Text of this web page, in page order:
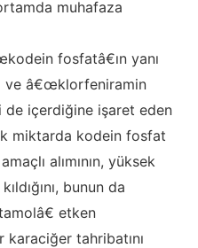
muhafaza
fosfatâ€ın yanı
ve â€œklorfeniramin
de içerdiğine işaret eden
miktarda kodein fosfat
alımının, yüksek
bunun da
etken
karaciğer tahribatını